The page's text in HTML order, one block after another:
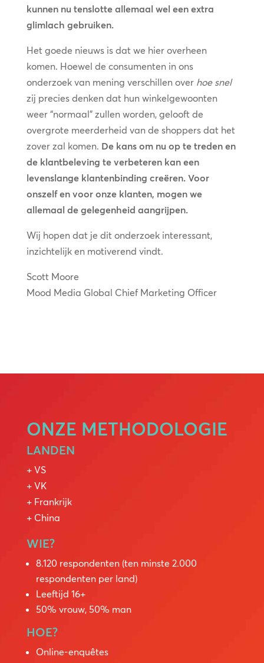
kunnen nu tenslotte allemaal wel een extra
glimlach gebruiken.
Het goede nieuws is dat we hier overheen
komen. Hoewel de consumenten in ons
onderzoek van mening verschillen over hoe snel
zij precies denken dat hun winkelgewoonten
weer “normaal” zullen worden, gelooft de
overgrote meerderheid van de shoppers dat het
zover zal komen. De kans om nu op te treden en
de klantbeleving te verbeteren kan een
levenslange klantenbinding creëren. Voor
onszelf en voor onze klanten, mogen we
allemaal de gelegenheid aangrijpen.
Wij hopen dat je dit onderzoek interessant,
inzichtelijk en motiverend vindt.
Scott Moore
Mood Media Global Chief Marketing Officer
ONZE METHODOLOGIE
LANDEN
+ VS
+ VK
+ Frankrijk
+ China
WIE?
8.120 respondenten (ten minste 2.000
respondenten per land)
Leeftijd 16+
50% vrouw, 50% man
HOE?
Online-enquêtes